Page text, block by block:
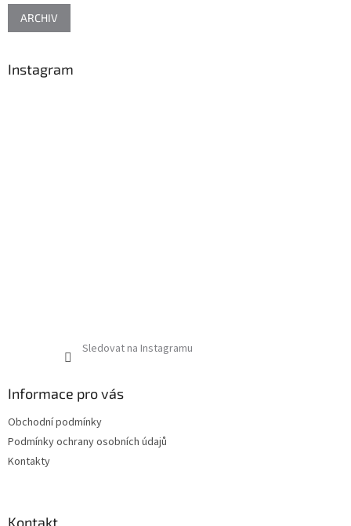
ARCHIV
Instagram
Sledovat na Instagramu
Informace pro vás
Obchodní podmínky
Podmínky ochrany osobních údajů
Kontakty
Kontakt